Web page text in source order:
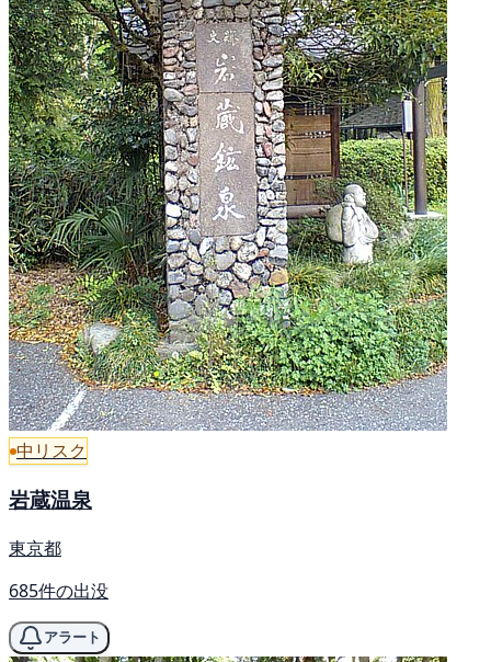
中リスク
岩蔵温泉
東京都
685件の出没
アラート